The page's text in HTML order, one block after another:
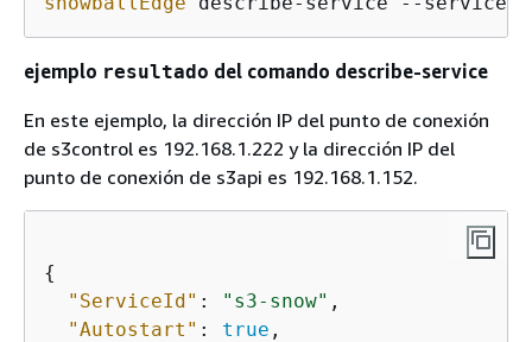
ejemplo resultado del comando describe-service
En este ejemplo, la dirección IP del punto de conexión
de s3control es 192.168.1.222 y la dirección IP del
punto de conexión de s3api es 192.168.1.152.
{
"ServiceId" : "s3-snow" ,
"Autostart" : true ,